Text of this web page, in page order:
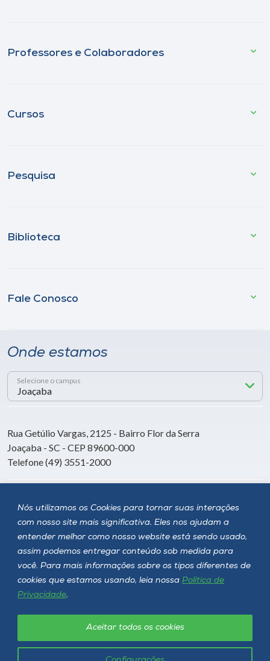
Nós utilizamos os Cookies para tornar suas interações
com nosso site mais significativa. Eles nos ajudam a
entender melhor como nosso website está sendo usado,
assim podemos entregar conteúdo sob medida para
você. Para mais informações sobre os tipos diferentes de
cookies que estamos usando, leia nossa Política de
Privacidade.
Aceitar todos os cookies
Professores e Colaboradores
Cursos
Pesquisa
Biblioteca
Fale Conosco
Onde estamos
Selecione o campus
Rua Getúlio Vargas, 2125 - Bairro Flor da Serra
Joaçaba - SC - CEP 89600-000
Telefone (49) 3551-2000
Siga a Unoesc
Unoesc © 2026 - Todos os direitos reservados
Política de privacidade LGPD